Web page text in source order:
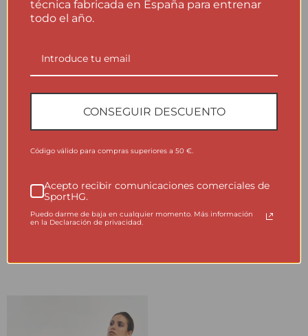
EPONA Malla larga
estampada
68,00€
EPONA Malla larga
técnica fabricada en España para entrenar
todo el año.
CONSEGUIR DESCUENTO
Código válido para compras superiores a 50 €.
Acepto recibir comunicaciones comerciales de
SportHG.
Puedo darme de baja en cualquier momento. Más información
en la Declaración de privacidad.